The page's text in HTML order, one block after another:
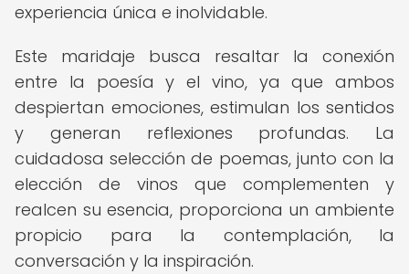
experiencia única e inolvidable.
Este maridaje busca resaltar la conexión
entre la poesía y el vino, ya que ambos
despiertan emociones, estimulan los sentidos
y generan reflexiones profundas. La
cuidadosa selección de poemas, junto con la
elección de vinos que complementen y
realcen su esencia, proporciona un ambiente
propicio para la contemplación, la
conversación y la inspiración.